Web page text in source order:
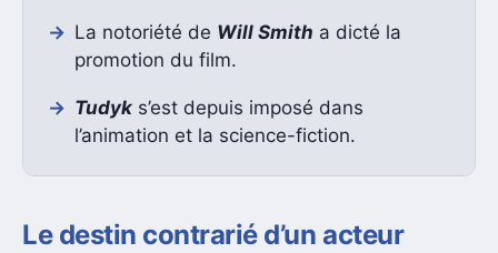
La notoriété de Will Smith a dicté la
promotion du film.
Tudyks’est depuis imposé dans
l’animation et la science-fiction.
Le destin contrarié d’un acteur